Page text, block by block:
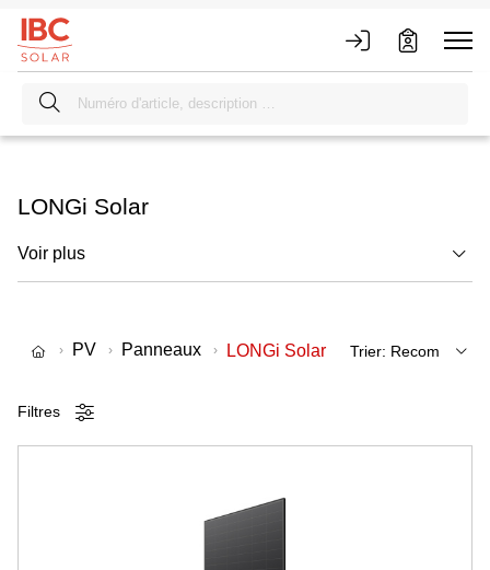
LONGi Solar
Voir plus
PV Panneaux LONGi Solar
Filtres